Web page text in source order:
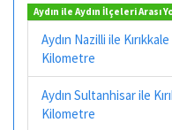
Aydın ile Aydın İlçeleri Arası
Aydın Nazilli ile
Kilometre
Aydın Sultanhisar ile
Kilometre